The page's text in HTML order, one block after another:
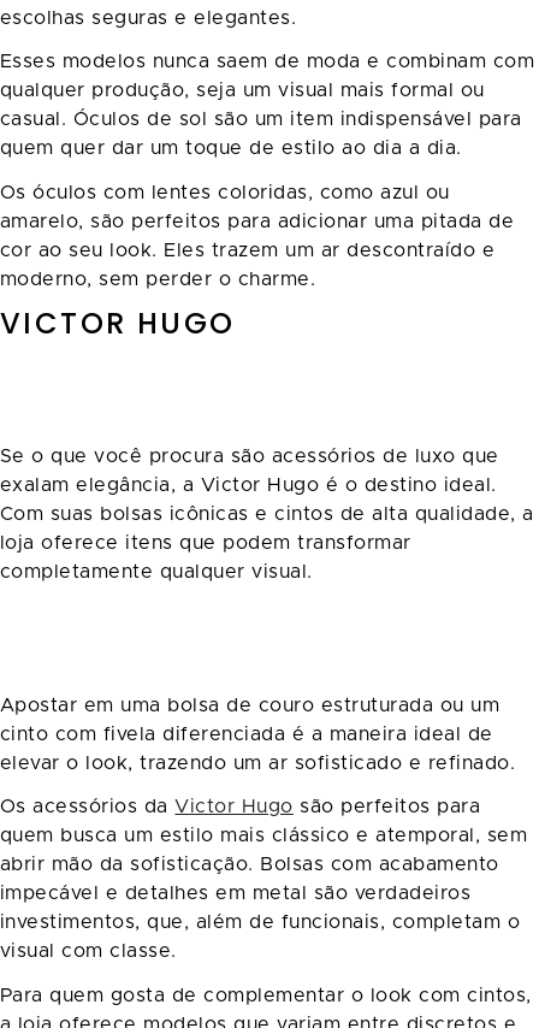
escolhas seguras e elegantes.
Esses modelos nunca saem de moda e combinam com
qualquer produção, seja um visual mais formal ou
casual. Óculos de sol são um item indispensável para
quem quer dar um toque de estilo ao dia a dia.
Os óculos com lentes coloridas, como azul ou
amarelo, são perfeitos para adicionar uma pitada de
cor ao seu look. Eles trazem um ar descontraído e
moderno, sem perder o charme.
VICTOR HUGO
Se o que você procura são acessórios de luxo que
exalam elegância, a Victor Hugo é o destino ideal.
Com suas bolsas icônicas e cintos de alta qualidade, a
loja oferece itens que podem transformar
completamente qualquer visual.
Apostar em uma bolsa de couro estruturada ou um
cinto com fivela diferenciada é a maneira ideal de
elevar o look, trazendo um ar sofisticado e refinado.
Os acessórios daVictor Hugo são perfeitos para
quem busca um estilo mais clássico e atemporal, sem
abrir mão da sofisticação. Bolsas com acabamento
impecável e detalhes em metal são verdadeiros
investimentos, que, além de funcionais, completam o
visual com classe.
Para quem gosta de complementar o look com cintos,